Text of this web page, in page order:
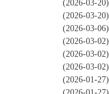
(2026-03-20)
(2026-03-20)
(2026-03-06)
(2026-03-02)
(2026-03-02)
(2026-03-02)
(2026-01-27)